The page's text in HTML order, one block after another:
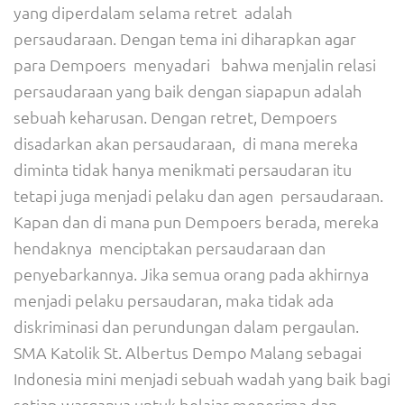
yang diperdalam selama retret adalah
persaudaraan. Dengan tema ini diharapkan agar
para Dempoers menyadari bahwa menjalin relasi
persaudaraan yang baik dengan siapapun adalah
sebuah keharusan. Dengan retret, Dempoers
disadarkan akan persaudaraan, di mana mereka
diminta tidak hanya menikmati persaudaran itu
tetapi juga menjadi pelaku dan agen persaudaraan.
Kapan dan di mana pun Dempoers berada, mereka
hendaknya menciptakan persaudaraan dan
penyebarkannya. Jika semua orang pada akhirnya
menjadi pelaku persaudaran, maka tidak ada
diskriminasi dan perundungan dalam pergaulan.
SMA Katolik St. Albertus Dempo Malang sebagai
Indonesia mini menjadi sebuah wadah yang baik bagi